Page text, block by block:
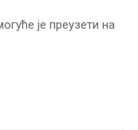
је преузети на